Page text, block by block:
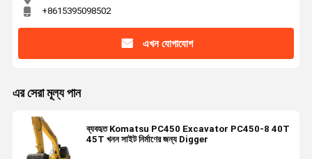
+8615395098502
এখন যোগাযোগ
এর সেরা মূল্য পান
ব্যবহৃত Komatsu PC450 Excavator PC450-8 40T
45T খনন সাইট নির্মাণের জন্য Digger